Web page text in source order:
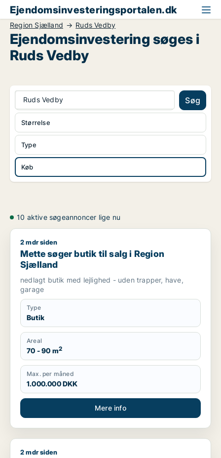
Ejendomsinvesteringsportalen.dk
Region Sjælland Ruds Vedby
Ejendomsinvestering søges i
Ruds Vedby
Ruds Vedby Søg
Type
Køb
Størrelse
10 aktive søgeannoncer lige nu
Mette søger butik til salg i Region Sjælland
2 mdr siden
Mette søger butik til salg i Region
Sjælland
nedlagt butik med lejlighed - uden trapper, have,
garage
Type
Butik
Areal
70 - 90 m2
Max. per måned
1.000.000 DKK
Mere info
Marc søger lager, erhvervsgrund eller garage til salg i
2 mdr siden